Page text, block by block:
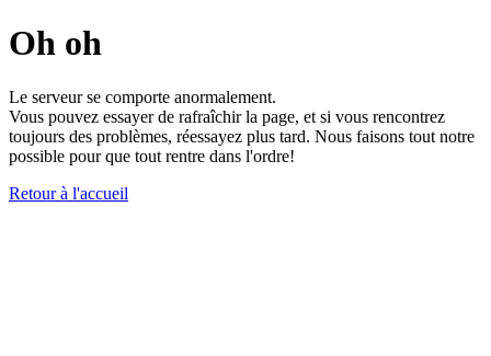
Oh oh
Le serveur se comporte anormalement.
Vous pouvez essayer de rafraîchir la page, et si vous rencontrez
toujours des problèmes, réessayez plus tard. Nous faisons tout notre
possible pour que tout rentre dans l'ordre!
Retour à l'accueil